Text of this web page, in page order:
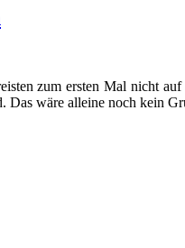
zum ersten Mal nicht
Das wäre alleine noch kein